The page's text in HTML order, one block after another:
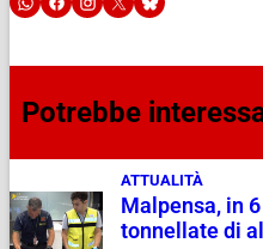
Potrebbe
ATTUALITÀ
Malpensa, in
tonnellate di